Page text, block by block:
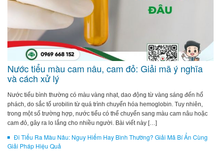
Nước tiểu màu cam nâu, cam đỏ: Giải mã ý nghĩa
và cách xử lý
Nước tiểu bình thường có màu vàng nhạt, dao động từ vàng sáng đến hổ
phách, do sắc tố urobilin từ quá trình chuyển hóa hemoglobin. Tuy nhiên,
trong một số trường hợp, nước tiểu có thể chuyển sang màu cam nâu hoặc
cam đỏ, gây ra lo lắng cho nhiều người. Bài viết này […]
Đi Tiểu Ra Màu Nâu: Nguy Hiểm Hay Bình Thường? Giải Mã Bí Ẩn Cùng
Giải Pháp Hiệu Quả